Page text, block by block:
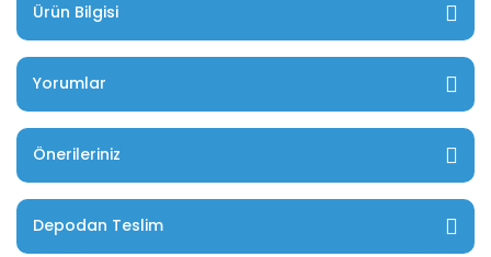
Ürün Bilgisi
Yorumlar
Önerileriniz
Depodan Teslim